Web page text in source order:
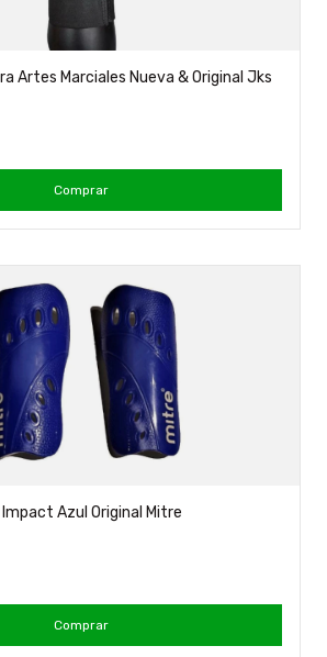
Artes Marciales Nueva & Original Jks
Comprar
Azul Original Mitre
Comprar